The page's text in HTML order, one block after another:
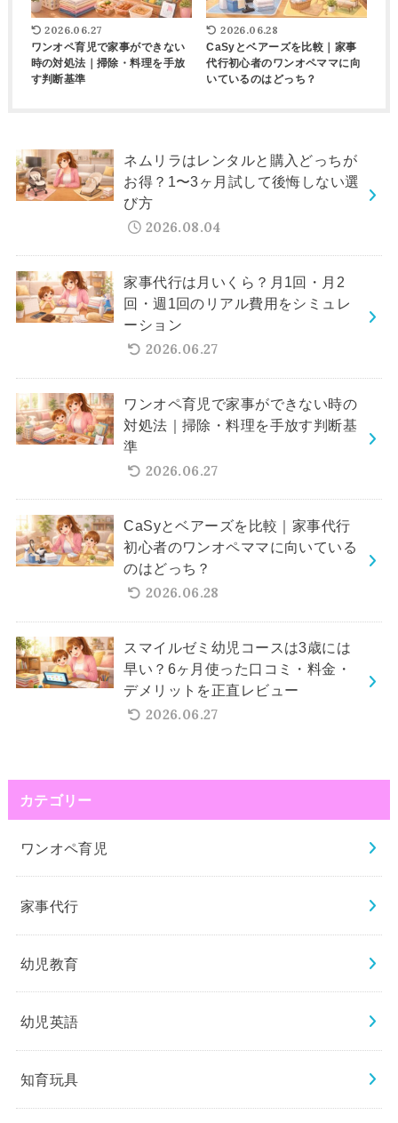
2026.06.27
ワンオペ育児で家事ができない
時の対処法｜掃除・料理を手放
す判断基準
2026.06.28
CaSyとベアーズを比較｜家事
代行初心者のワンオペママに向
いているのはどっち？
ネムリラはレンタルと購入どっちが
お得？1〜3ヶ月試して後悔しない選
び方
2026.08.04
家事代行は月いくら？月1回・月2
回・週1回のリアル費用をシミュレ
ーション
2026.06.27
ワンオペ育児で家事ができない時の
対処法｜掃除・料理を手放す判断基
準
2026.06.27
CaSyとベアーズを比較｜家事代行
初心者のワンオペママに向いている
のはどっち？
2026.06.28
スマイルゼミ幼児コースは3歳には
早い？6ヶ月使った口コミ・料金・
デメリットを正直レビュー
2026.06.27
カテゴリー
ワンオペ育児
家事代行
幼児教育
幼児英語
知育玩具